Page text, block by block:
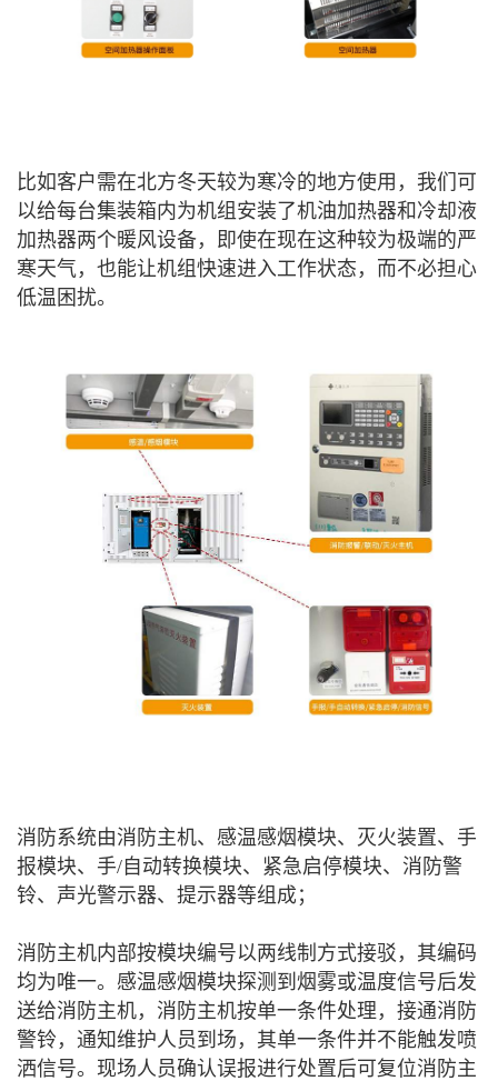
比如客户需在北方冬天较为寒冷的地方使用，我们可
以给每台集装箱内为机组安装了机油加热器和冷却液
加热器两个暖风设备，即使在现在这种较为极端的严
寒天气，也能让机组快速进入工作状态，而不必担心
低温困扰。
消防系统由消防主机、感温感烟模块、灭火装置、手
报模块、手/自动转换模块、紧急启停模块、消防警
铃、声光警示器、提示器等组成；
消防主机内部按模块编号以两线制方式接驳，其编码
均为唯一。感温感烟模块探测到烟雾或温度信号后发
送给消防主机，消防主机按单一条件处理，接通消防
警铃，通知维护人员到场，其单一条件并不能触发喷
洒信号。现场人员确认误报进行处置后可复位消防主